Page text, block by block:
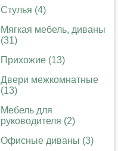
Стулья (4)
Мягкая мебель, диваны
(31)
Прихожие (13)
Двери межкомнатные
(13)
Мебель для
руководителя (2)
Офисные диваны (3)